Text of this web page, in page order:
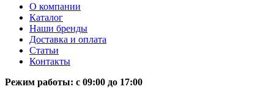
О компании
Каталог
Наши бренды
Доставка и оплата
Статьи
Контакты
Режим работы: c 09:00 до 17:00